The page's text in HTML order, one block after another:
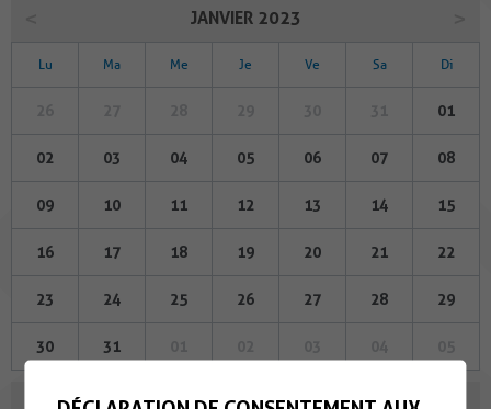
JANVIER 2023
Lu Ma Me Je Ve Sa Di
01
02 03 04 05 06 07 08
09 10 11 12 13 14 15
16 17 18 19 20 21 22
23 24 25 26 27 28 29
30 31